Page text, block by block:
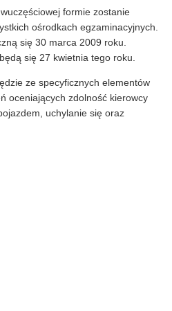
formie zostanie
ośrodkach egzaminacyjnych.
się 30 marca 2009 roku.
się 27 kwietnia tego roku.
ze specyficznych elementów
oceniających zdolność kierowcy
uchylanie się oraz